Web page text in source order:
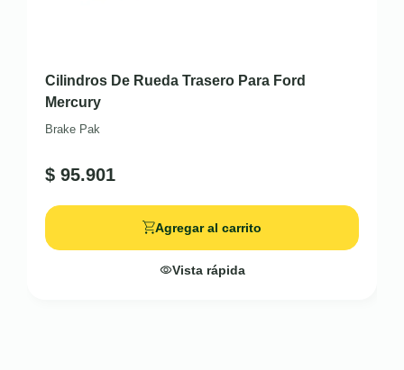
Cilindros De Rueda Trasero Para Ford
Mercury
Brake Pak
$ 95.901
Agregar al carrito
Vista rápida